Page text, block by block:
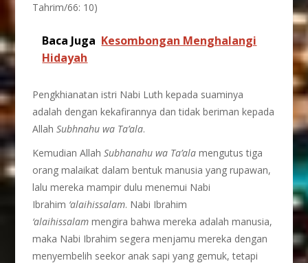
Tahrim/66: 10)
Baca Juga Kesombongan Menghalangi
Hidayah
Pengkhianatan istri Nabi Luth kepada suaminya
adalah dengan kekafirannya dan tidak beriman kepada
AllahSubhnahu wa Ta’ala.
Kemudian AllahSubhanahu wa Ta’ala mengutus tiga
orang malaikat dalam bentuk manusia yang rupawan,
lalu mereka mampir dulu menemui Nabi
Ibrahim ‘alaihissalam. Nabi Ibrahim
‘alaihissalam mengira bahwa mereka adalah manusia,
maka Nabi Ibrahim segera menjamu mereka dengan
menyembelih seekor anak sapi yang gemuk, tetapi